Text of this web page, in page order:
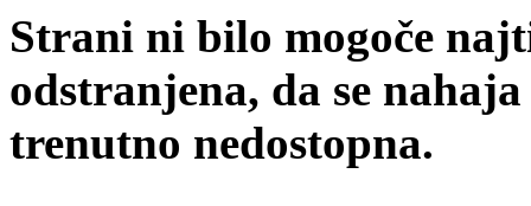
Strani ni bilo mogoče
odstranjena, da se
trenutno nedostopna.